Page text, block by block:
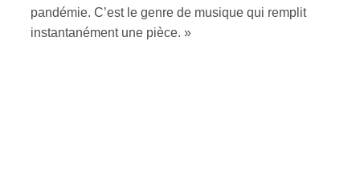
pandémie. C’est le genre de musique qui remplit
instantanément une pièce. »